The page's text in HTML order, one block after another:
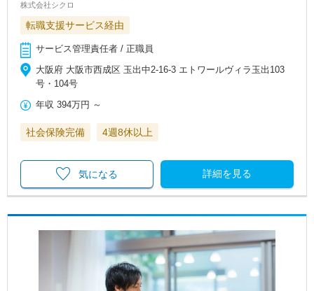
株式会社シクロ
転職支援サービス経由
サービス管理責任者 / 正職員
大阪府 大阪市西成区 玉出中2-16-3 エトワールヴィラ玉出103
号・104号
年収 394万円 ～
社会保険完備 4週8休以上
詳細を見る
気になる